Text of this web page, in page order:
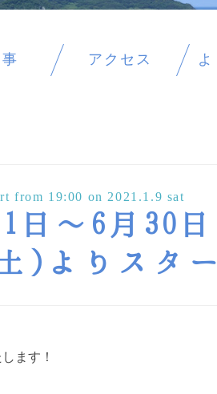
アクセス
from 19:00 on 2021.1.9 sat
〜6月30日
)よりスタ
ます！